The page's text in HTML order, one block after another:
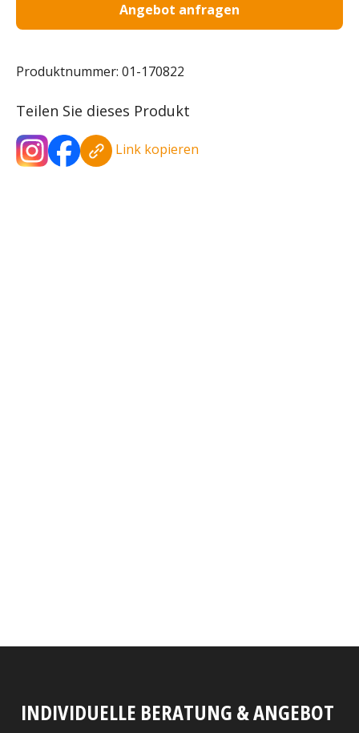
Angebot anfragen
Produktnummer: 01-170822
Teilen Sie dieses Produkt
Link kopieren
INDIVIDUELLE BERATUNG & ANGEBOT